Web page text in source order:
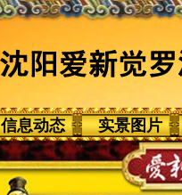
信息动态 实景图片